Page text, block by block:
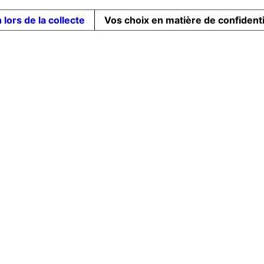
lors de la collecte Vos choix en matière de